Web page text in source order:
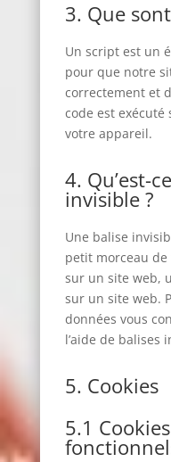
3. Que
Un script est un
pour que notre
correctement et
code est
votre appareil.
4. Qu’est-
invisible ?
Une balise
petit morceau de
sur un site web,
sur un site web.
données vous
l’aide de balises
5. Cookies
5.1